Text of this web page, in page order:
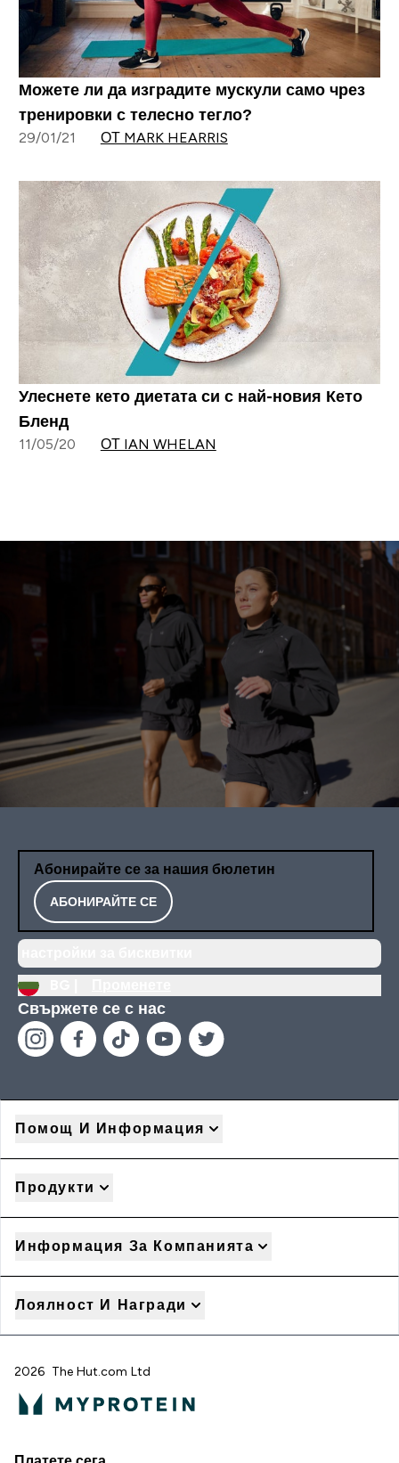
Можете ли да изградите мускули само чрез
тренировки с телесно тегло?
29/01/21 ОТ MARK HEARRIS
Улеснете кето диетата си с най-новия Кето
Бленд
11/05/20 ОТ IAN WHELAN
Абонирайте се за нашия бюлетин
АБОНИРАЙТЕ СЕ
Свържете се с нас
Помощ И Информация
Продукти
Информация За Компанията
Лоялност И Награди
2026 The Hut.com Ltd